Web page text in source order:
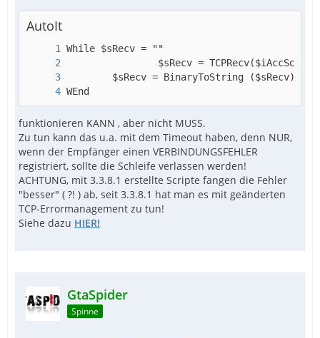
AutoIt
WEnd
funktionieren KANN , aber nicht MUSS.
Zu tun kann das u.a. mit dem Timeout haben, denn NUR,
wenn der Empfänger einen VERBINDUNGSFEHLER
registriert, sollte die Schleife verlassen werden!
ACHTUNG, mit 3.3.8.1 erstellte Scripte fangen die Fehler
"besser" ( ?! ) ab, seit 3.3.8.1 hat man es mit geänderten
TCP-Errormanagement zu tun!
Siehe dazu HIER!
GtaSpider
Spinne